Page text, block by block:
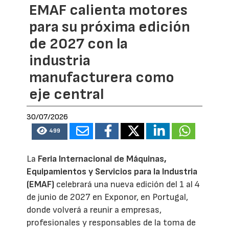
EMAF calienta motores
para su próxima edición
de 2027 con la
industria
manufacturera como
eje central
30/07/2026
499
La Feria Internacional de Máquinas,
Equipamientos y Servicios para la Industria
(EMAF) celebrará una nueva edición del 1 al 4
de junio de 2027 en Exponor, en Portugal,
donde volverá a reunir a empresas,
profesionales y responsables de la toma de